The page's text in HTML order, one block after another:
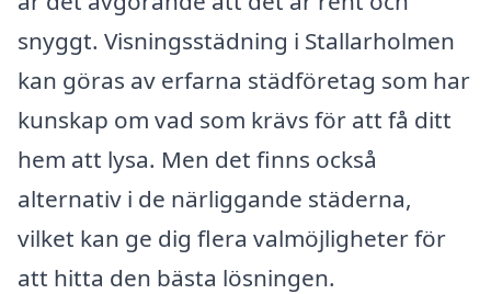
snyggt. Visningsstädning i Stallarholmen
kan göras av erfarna städföretag som har
kunskap om vad som krävs för att få ditt
hem att lysa. Men det finns också
alternativ i de närliggande städerna,
vilket kan ge dig flera valmöjligheter för
att hitta den bästa lösningen.